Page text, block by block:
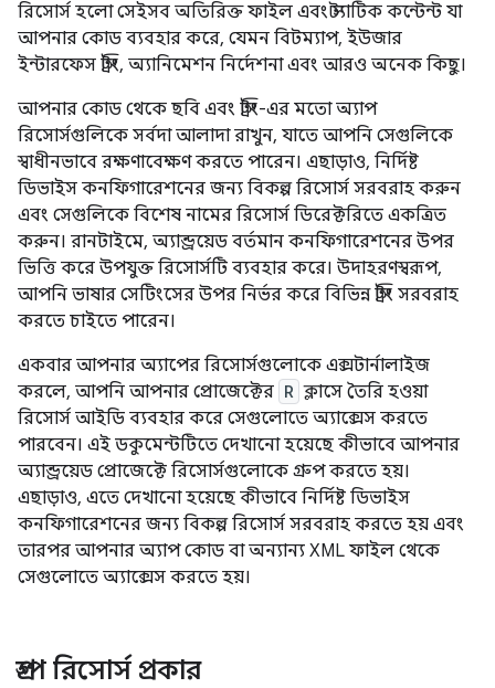
রিসোর্স হলো সেইসব অতিরিক্ত ফাইল এবং স্ট্যাটিক কন্টেন্ট যা
আপনার কোড ব্যবহার করে, যেমন বিটম্যাপ, ইউজার
ইন্টারফেস স্ট্রিং, অ্যানিমেশন নির্দেশনা এবং আরও অনেক কিছু।
আপনার কোড থেকে ছবি এবং স্ট্রিং-এর মতো অ্যাপ
রিসোর্সগুলিকে সর্বদা আলাদা রাখুন, যাতে আপনি সেগুলিকে
স্বাধীনভাবে রক্ষণাবেক্ষণ করতে পারেন। এছাড়াও, নির্দিষ্ট
ডিভাইস কনফিগারেশনের জন্য বিকল্প রিসোর্স সরবরাহ করুন
এবং সেগুলিকে বিশেষ নামের রিসোর্স ডিরেক্টরিতে একত্রিত
করুন। রানটাইমে, অ্যান্ড্রয়েড বর্তমান কনফিগারেশনের উপর
ভিত্তি করে উপযুক্ত রিসোর্সটি ব্যবহার করে। উদাহরণস্বরূপ,
আপনি ভাষার সেটিংসের উপর নির্ভর করে বিভিন্ন স্ট্রিং সরবরাহ
করতে চাইতে পারেন।
একবার আপনার অ্যাপের রিসোর্সগুলোকে এক্সটার্নালাইজ
করলে, আপনি আপনার প্রোজেক্টের R ক্লাসে তৈরি হওয়া
রিসোর্স আইডি ব্যবহার করে সেগুলোতে অ্যাক্সেস করতে
পারবেন। এই ডকুমেন্টটিতে দেখানো হয়েছে কীভাবে আপনার
অ্যান্ড্রয়েড প্রোজেক্টে রিসোর্সগুলোকে গ্রুপ করতে হয়।
এছাড়াও, এতে দেখানো হয়েছে কীভাবে নির্দিষ্ট ডিভাইস
কনফিগারেশনের জন্য বিকল্প রিসোর্স সরবরাহ করতে হয় এবং
তারপর আপনার অ্যাপ কোড বা অন্যান্য XML ফাইল থেকে
সেগুলোতে অ্যাক্সেস করতে হয়।
গ্রুপ রিসোর্স প্রকার